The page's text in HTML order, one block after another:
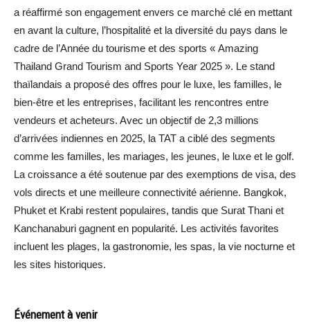
a réaffirmé son engagement envers ce marché clé en mettant
en avant la culture, l’hospitalité et la diversité du pays dans le
cadre de l’Année du tourisme et des sports « Amazing
Thailand Grand Tourism and Sports Year 2025 ». Le stand
thaïlandais a proposé des offres pour le luxe, les familles, le
bien-être et les entreprises, facilitant les rencontres entre
vendeurs et acheteurs. Avec un objectif de 2,3 millions
d’arrivées indiennes en 2025, la TAT a ciblé des segments
comme les familles, les mariages, les jeunes, le luxe et le golf.
La croissance a été soutenue par des exemptions de visa, des
vols directs et une meilleure connectivité aérienne. Bangkok,
Phuket et Krabi restent populaires, tandis que Surat Thani et
Kanchanaburi gagnent en popularité. Les activités favorites
incluent les plages, la gastronomie, les spas, la vie nocturne et
les sites historiques.
Événement à venir